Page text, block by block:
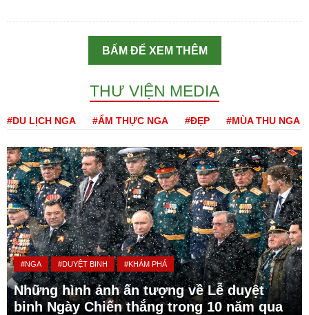
BẤM ĐỂ XEM THÊM
THƯ VIỆN MEDIA
#DU LỊCH NGA #ẨM THỰC NGA #ĐẸP #MÙA THU NGA
#NGA #DUYỆT BINH #KHÁM PHÁ
Những hình ảnh ấn tượng về Lễ duyệt
binh Ngày Chiến thắng trong 10 năm qua